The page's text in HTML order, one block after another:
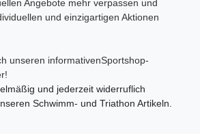
Angebote mehr verpassen und
und einzigartigen Aktionen
unseren informativenSportshop-
und jederzeit widerruflich
Schwimm- und Triathon Artikeln.